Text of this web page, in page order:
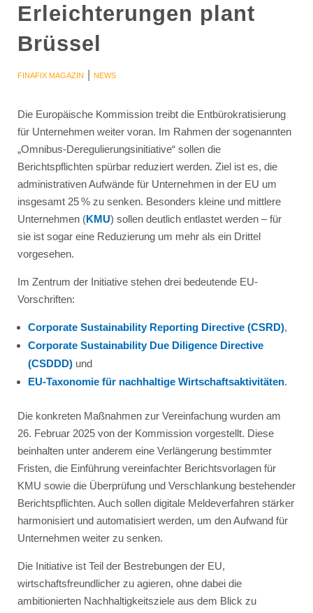
Erleichterungen plant
Brüssel
FINAFIX MAGAZIN | NEWS
Die Europäische Kommission treibt die Entbürokratisierung
für Unternehmen weiter voran. Im Rahmen der sogenannten
„Omnibus-Deregulierungsinitiative“ sollen die
Berichtspflichten spürbar reduziert werden. Ziel ist es, die
administrativen Aufwände für Unternehmen in der EU um
insgesamt 25 % zu senken. Besonders kleine und mittlere
Unternehmen (KMU) sollen deutlich entlastet werden – für
sie ist sogar eine Reduzierung um mehr als ein Drittel
vorgesehen.
Im Zentrum der Initiative stehen drei bedeutende EU-
Vorschriften:
Corporate Sustainability Reporting Directive (CSRD),
Corporate Sustainability Due Diligence Directive
(CSDDD)und
EU-Taxonomie für nachhaltige Wirtschaftsaktivitäten.
Die konkreten Maßnahmen zur Vereinfachung wurden am
26. Februar 2025 von der Kommission vorgestellt. Diese
beinhalten unter anderem eine Verlängerung bestimmter
Fristen, die Einführung vereinfachter Berichtsvorlagen für
KMU sowie die Überprüfung und Verschlankung bestehender
Berichtspflichten. Auch sollen digitale Meldeverfahren stärker
harmonisiert und automatisiert werden, um den Aufwand für
Unternehmen weiter zu senken.
Die Initiative ist Teil der Bestrebungen der EU,
wirtschaftsfreundlicher zu agieren, ohne dabei die
ambitionierten Nachhaltigkeitsziele aus dem Blick zu